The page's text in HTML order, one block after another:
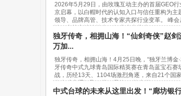
2026年5月29日，由玫瑰互动主办的首届GEO
京启幕，以白帽时代的认知入口与信任重构为主
领导、品牌高管、技术专家共探行业变革。 峰
读、实战方法论输出、行业生态共建...
独牙传奇，相拥山海！“仙剑奇侠”赵剑
万加...
独牙传奇，相拥山海！4月25日晚，“独牙兰博金
牙传奇中式九球青岛国际精英赛在青岛蓝宝石赛
战，历经13天、1104场激烈角逐，来自21个国
位台球高手汇聚一堂，最终，“软塞王...
中式台球的未来从这里出发！“廊坊银行